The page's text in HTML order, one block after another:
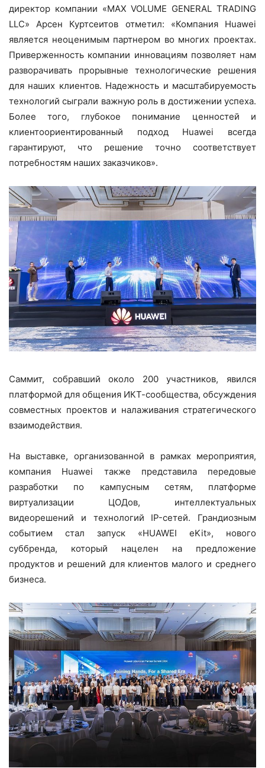
директор компании «MAX VOLUME GENERAL TRADING
LLC» Арсен Куртсеитов отметил: «Компания Huawei
является неоценимым партнером во многих проектах.
Приверженность компании инновациям позволяет нам
разворачивать прорывные технологические решения
для наших клиентов. Надежность и масштабируемость
технологий сыграли важную роль в достижении успеха.
Более того, глубокое понимание ценностей и
клиентоориентированный подход Huawei всегда
гарантируют, что решение точно соответствует
потребностям наших заказчиков».
Саммит, собравший около 200 участников, явился
платформой для общения ИКТ-сообщества, обсуждения
совместных проектов и налаживания стратегического
взаимодействия.
На выставке, организованной в рамках мероприятия,
компания Huawei также представила передовые
разработки по кампусным сетям, платформе
виртуализации ЦОДов, интеллектуальных
видеорешений и технологий IP-сетей. Грандиозным
событием стал запуск «HUAWEI eKit», нового
суббренда, который нацелен на предложение
продуктов и решений для клиентов малого и среднего
бизнеса.